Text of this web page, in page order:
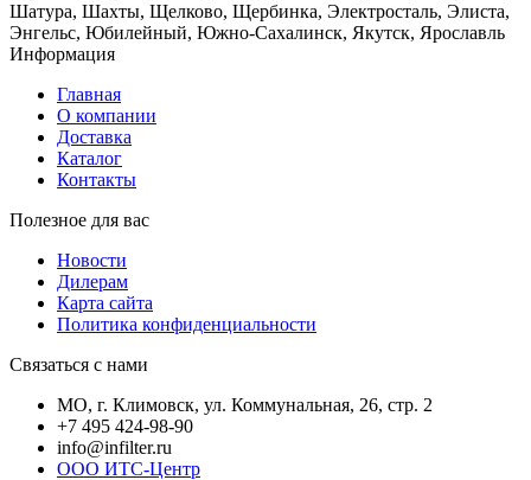
Шатура, Шахты, Щелково, Щербинка, Электросталь, Элиста,
Энгельс, Юбилейный, Южно-Сахалинск, Якутск, Ярославль
Информация
Главная
О компании
Доставка
Каталог
Контакты
Полезное для вас
Новости
Дилерам
Карта сайта
Политика конфиденциальности
Связаться с нами
МО, г. Климовск, ул. Коммунальная, 26, стр. 2
+7 495 424-98-90
info@infilter.ru
ООО ИТС-Центр